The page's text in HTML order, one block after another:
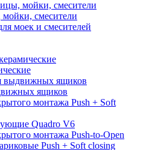
смесители
моек и смесителей
ящиков
монтажа Push + Soft
Quadro V6
монтажа Push-to-Open
Push + Soft closing